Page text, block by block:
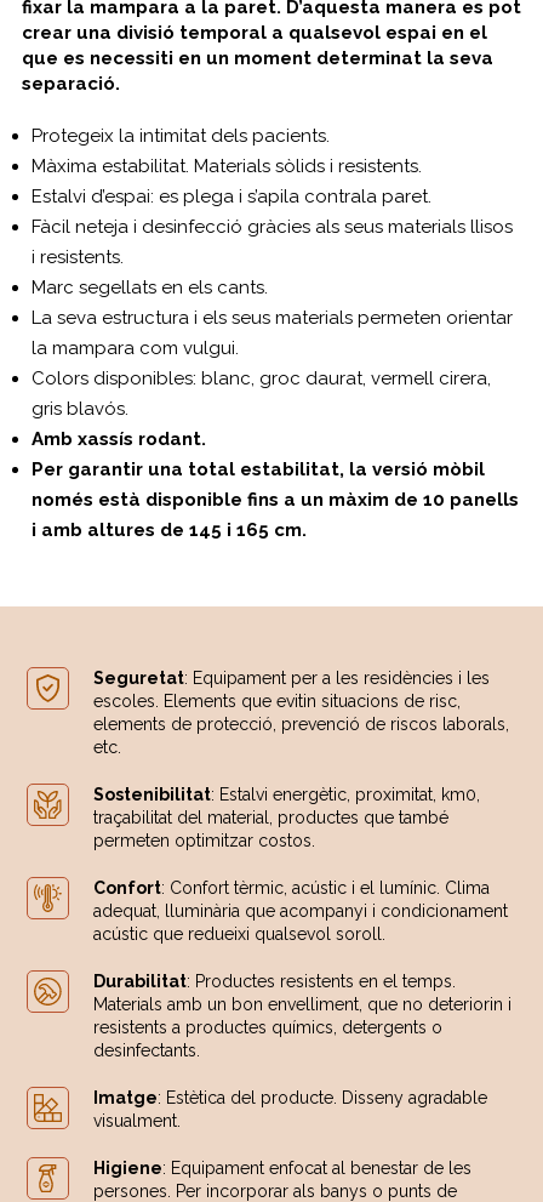
fixar la mampara a la paret. D’aquesta manera es pot
crear una divisió temporal a qualsevol espai en el
que es necessiti en un moment determinat la seva
separació.
Protegeix la intimitat dels pacients.
Màxima estabilitat. Materials sòlids i resistents.
Estalvi d’espai: es plega i s’apila contrala paret.
Fàcil neteja i desinfecció gràcies als seus materials llisos
i resistents.
Marc segellats en els cants.
La seva estructura i els seus materials permeten orientar
la mampara com vulgui.
Colors disponibles: blanc, groc daurat, vermell cirera,
gris blavós.
Amb xassís rodant.
Per garantir una total estabilitat, la versió mòbil
només està disponible fins a un màxim de 10 panells
i amb altures de 145 i 165 cm.
Seguretat: Equipament per a les residències i les
escoles. Elements que evitin situacions de risc,
elements de protecció, prevenció de riscos laborals,
etc.
Sostenibilitat: Estalvi energètic, proximitat, km0,
traçabilitat del material, productes que també
permeten optimitzar costos.
Confort: Confort tèrmic, acústic i el lumínic. Clima
adequat, lluminària que acompanyi i condicionament
acústic que redueixi qualsevol soroll.
Durabilitat: Productes resistents en el temps.
Materials amb un bon envelliment, que no deteriorin i
resistents a productes químics, detergents o
desinfectants.
Imatge: Estètica del producte. Disseny agradable
visualment.
Higiene: Equipament enfocat al benestar de les
persones. Per incorporar als banys o punts de